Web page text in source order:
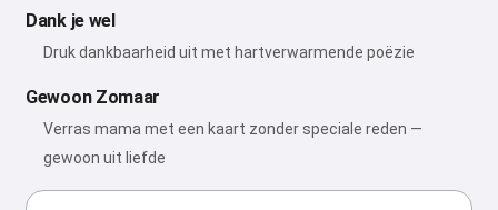
Dank je wel
Druk dankbaarheid uit met hartverwarmende poëzie
Gewoon Zomaar
Verras mama met een kaart zonder speciale reden —
gewoon uit liefde